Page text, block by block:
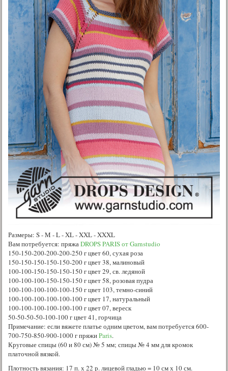
Размеры: S - M - L - XL - XXL - XXXL
Вам потребуется: пряжаDROPS PARIS от Garnstudio
150-150-200-200-200-250 г цвет 60, сухая роза
150-150-150-150-150-200 г цвет 38, малиновый
100-100-150-150-150-150 г цвет 29, св. ледяной
100-100-100-150-150-150 г цвет 58, розовая пудра
100-100-100-100-100-150 г цвет 103, темно-синий
100-100-100-100-100-100 г цвет 17, натуральный
100-100-100-100-100-100 г цвет 07, вереск
50-50-50-50-100-100 г цвет 41, горчица
Примечание: если вяжете платье одним цветом, вам потребуется 600-
700-750-850-900-1000 г пряжиParis.
Круговые спицы (60 и 80 см) № 5 мм; спицы № 4 мм для кромок
платочной вязкой.
Плотность вязания: 17 п. х 22 р. лицевой гладью = 10 см х 10 см.